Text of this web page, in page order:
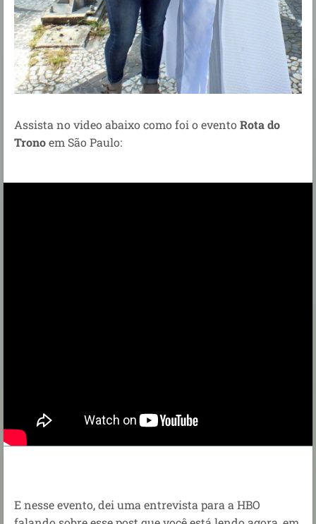
Assista no video abaixo como foi o eventoRota do
Tronoem São Paulo:
E nesse evento, dei uma entrevista para a HBO